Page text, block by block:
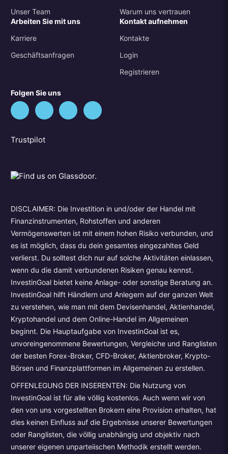
Unser Team
Warum uns vertrauen
Arbeiten Sie mit uns
Karriere
Geschäftsanfragen
Kontakt aufnehmen
Kontakte
Login
Registrieren
Folgen Sie uns
Trustpilot
DISCLAIMER: Die Investition in und/oder der Handel mit
Finanzinstrumenten, Rohstoffen und anderen
Vermögenswerten ist mit einem hohen Risiko verbunden, und
es ist möglich, dass du dein gesamtes eingezahltes Geld
verlierst. Du solltest dich nur auf solche Aktivitäten einlassen,
wenn du die damit verbundenen Risiken genau kennst.
InvestinGoal bietet keine Anlage- oder sonstige Beratung an.
InvestinGoal hilft Händlern und Anlegern auf der ganzen Welt
zu verstehen, wie man mit dem Devisenhandel, Aktienhandel,
Kryptohandel und dem Online-Handel im Allgemeinen
beginnt. Die Hauptaufgabe von InvestinGoal ist es,
unvoreingenommene Bewertungen, Vergleiche und Ranglisten
der besten Forex-Broker, CFD-Broker, Aktienbroker, Krypto-
Börsen und Finanzplattformen im Allgemeinen zu erstellen.
OFFENLEGUNG DER INSERENTEN: Die Nutzung von
InvestinGoal ist für alle völlig kostenlos. Auch wenn wir von
den von uns vorgestellten Brokern eine Provision erhalten, hat
dies keinen Einfluss auf die Ergebnisse unserer Bewertungen
oder Ranglisten, die völlig unabhängig und objektiv nach
unserer eigenen unparteiischen Methodik erstellt werden.